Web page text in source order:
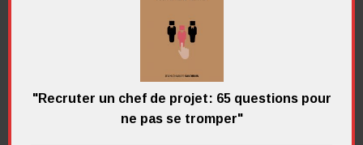
La gouvernance
Les outils et méthodes
Laisser un commentaire
"Recruter un chef de projet: 65 questions pour
ne pas se tromper"